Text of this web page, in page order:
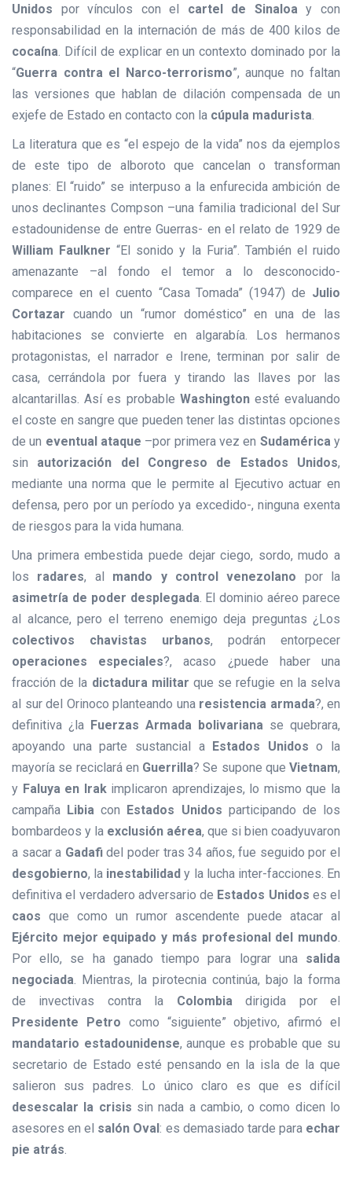
Unidos por vínculos con el cartel de Sinaloay con
responsabilidad en la internación de más de 400 kilos de
cocaína. Difícil de explicar en un contexto dominado por la
“Guerra contra el Narco-terrorismo”, aunque no faltan
las versiones que hablan de dilación compensada de un
exjefe de Estado en contacto con la cúpula madurista.
La literatura que es “el espejo de la vida” nos da ejemplos
de este tipo de alboroto que cancelan o transforman
planes: El “ruido” se interpuso a la enfurecida ambición de
unos declinantes Compson –una familia tradicional del Sur
estadounidense de entre Guerras- en el relato de 1929 de
William Faulkner “El sonido y la Furia”. También el ruido
amenazante –al fondo el temor a lo desconocido-
comparece en el cuento “Casa Tomada” (1947) de Julio
Cortazar cuando un “rumor doméstico” en una de las
habitaciones se convierte en algarabía. Los hermanos
protagonistas, el narrador e Irene, terminan por salir de
casa, cerrándola por fuera y tirando las llaves por las
alcantarillas. Así es probable Washingtonesté evaluando
el coste en sangre que pueden tener las distintas opciones
de un eventual ataque –por primera vez en Sudaméricay
sin autorización del Congreso de Estados Unidos,
mediante una norma que le permite al Ejecutivo actuar en
defensa, pero por un período ya excedido-, ninguna exenta
de riesgos para la vida humana.
Una primera embestida puede dejar ciego, sordo, mudo a
los radares, al mando y control venezolano por la
asimetría de poder desplegada. El dominio aéreo parece
al alcance, pero el terreno enemigo deja preguntas ¿Los
colectivos chavistas urbanos, podrán entorpecer
operaciones especiales?, acaso ¿puede haber una
fracción de la dictadura militar que se refugie en la selva
al sur del Orinoco planteando una resistencia armada?, en
definitiva ¿la Fuerzas Armada bolivariana se quebrara,
apoyando una parte sustancial a
Estados Unidos o la
mayoría se reciclará en Guerrilla? Se supone que Vietnam,
y Faluya en Irakimplicaron aprendizajes, lo mismo que la
campaña Libia con Estados Unidos participando de los
bombardeos y la exclusión aérea, que si bien coadyuvaron
a sacar a Gadafidel poder tras 34 años, fue seguido por el
desgobierno, la inestabilidad y la lucha inter-facciones. En
definitiva el verdadero adversario de Estados Unidos es el
caos que como un rumor ascendente puede atacar al
Ejército mejor equipado y más profesional del mundo.
Por ello, se ha ganado tiempo para lograr una salida
negociada. Mientras, la pirotecnia continúa, bajo la forma
de invectivas contra la Colombiadirigida por el
Presidente Petro como “siguiente” objetivo, afirmó el
mandatario estadounidense, aunque es probable que su
secretario de Estado esté pensando en la isla de la que
salieron sus padres. Lo único claro es que es difícil
desescalar la crisis sin nada a cambio, o como dicen lo
asesores en el salón Oval: es demasiado tarde para echar
pie atrás.